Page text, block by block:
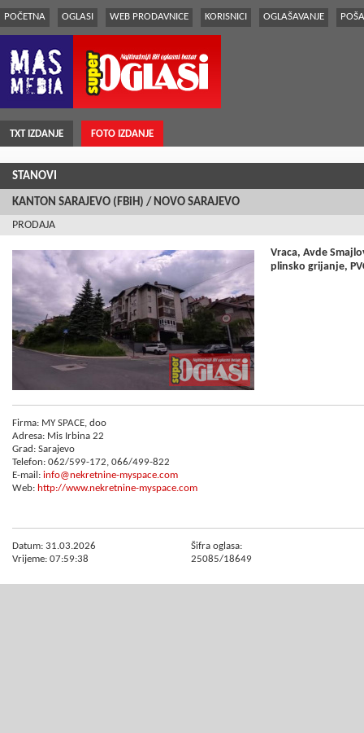
POČETNA OGLASI WEB PRODAVNICE KORISNICI OGLAŠAVANJE
TXT IZDANJE FOTO IZDANJE
STANOVI
KANTON SARAJEVO (FBiH) / NOVO SARAJEVO
PRODAJA
Vraca, Avde
plinsko grijanje,
Firma: MY SPACE, doo
Adresa: Mis Irbina 22
Grad: Sarajevo
Telefon: 062/599-172, 066/499-822
E-mail: info@nekretnine-myspace.com
Web: http://www.nekretnine-myspace.com
Datum: 31.03.2026
Vrijeme: 07:59:38
Šifra oglasa:
25085/18649